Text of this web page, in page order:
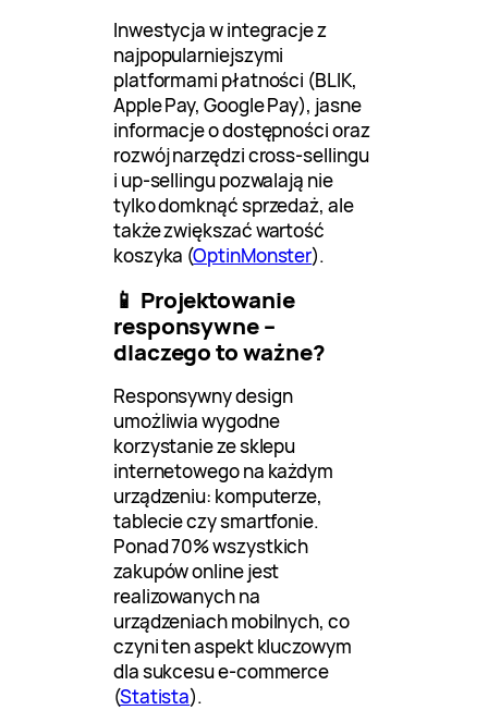
Inwestycja w integracje z
najpopularniejszymi
platformami płatności (BLIK,
Apple Pay, Google Pay), jasne
informacje o dostępności oraz
rozwój narzędzi cross-sellingu
i up-sellingu pozwalają nie
tylko domknąć sprzedaż, ale
także zwiększać wartość
koszyka (OptinMonster).
📱 Projektowanie
responsywne –
dlaczego to ważne?
Responsywny design
umożliwia wygodne
korzystanie ze sklepu
internetowego na każdym
urządzeniu: komputerze,
tablecie czy smartfonie.
Ponad 70% wszystkich
zakupów online jest
realizowanych na
urządzeniach mobilnych, co
czyni ten aspekt kluczowym
dla sukcesu e-commerce
(Statista).